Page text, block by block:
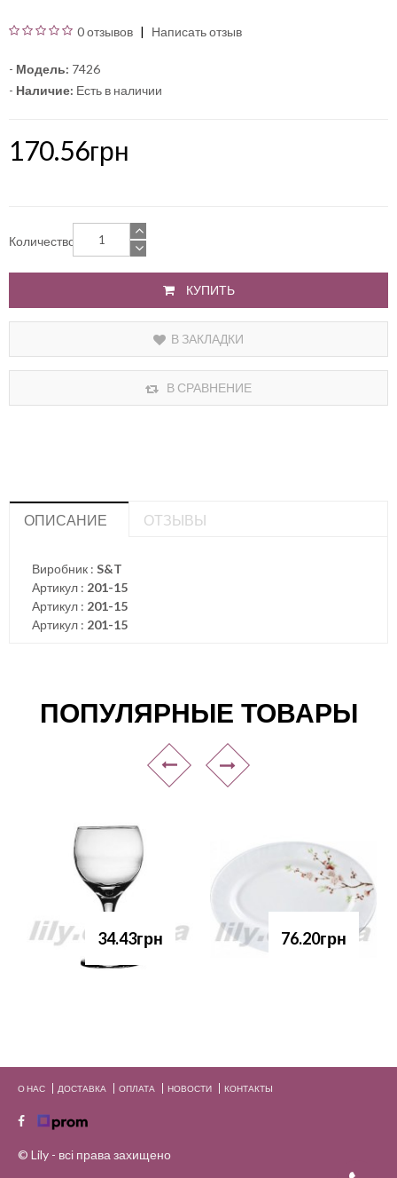
0 отзывов Написать отзыв
- Модель: 7426
- Наличие: Есть в наличии
170.56грн
Количество
КУПИТЬ
В ЗАКЛАДКИ
В СРАВНЕНИЕ
ОПИСАНИЕ ОТЗЫВЫ
Виробник : S&T
Артикул : 201-15
Артикул : 201-15
Артикул : 201-15
ПОПУЛЯРНЫЕ ТОВАРЫ
34.43грн 76.20грн
О НАС ДОСТАВКА ОПЛАТА НОВОСТИ КОНТАКТЫ
© Lily - всі права захищено